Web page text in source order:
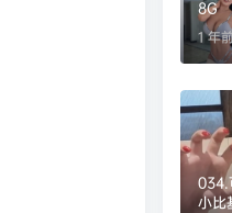
8G
1 年
034.
小比